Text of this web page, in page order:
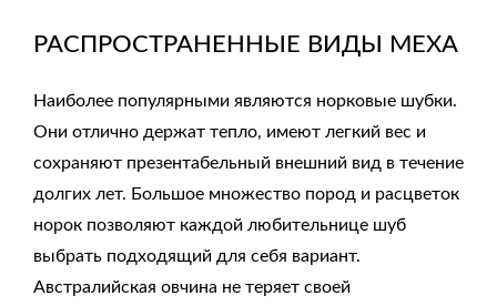
РАСПРОСТРАНЕННЫЕ ВИДЫ МЕХА
Наиболее популярными являются норковые шубки.
Они отлично держат тепло, имеют легкий вес и
сохраняют презентабельный внешний вид в течение
долгих лет. Большое множество пород и расцветок
норок позволяют каждой любительнице шуб
выбрать подходящий для себя вариант.
Австралийская овчина не теряет своей